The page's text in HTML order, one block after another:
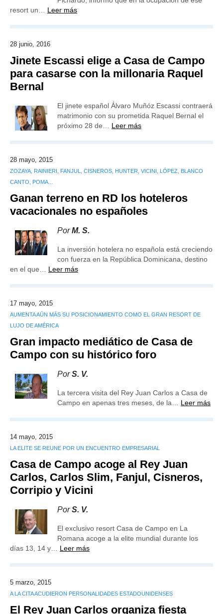
resort un… Leer más
28 junio, 2016
Jinete Escassi elige a Casa de Campo
para casarse con la millonaria Raquel
Bernal
El jinete español Álvaro Muñóz Escassi contraerá
matrimonio con su prometida Raquel Bernal el
próximo 28 de… Leer más
28 mayo, 2015
ZOZAYA, RAINIERI, FANJUL, CISNEROS, HUNTER, VICINI, LÓPEZ, BLANCO
CANTO, POMA...
Ganan terreno en RD los hoteleros
vacacionales no españoles
PorM. S.
La inversión hotelera no española está creciendo
con fuerza en la República Dominicana, destino
en el que… Leer más
17 mayo, 2015
AUMENTA AÚN MÁS SU POSICIONAMIENTO COMO EL GRAN RESORT DE
LUJO DE AMÉRICA
Gran impacto mediático de Casa de
Campo con su histórico foro
PorS. V.
La tercera visita del Rey Juan Carlos a Casa de
Campo en apenas tres meses, de la… Leer más
14 mayo, 2015
LA ELITE SE REUNE POR UN ENCUENTRO EMPRESARIAL
Casa de Campo acoge al Rey Juan
Carlos, Carlos Slim, Fanjul, Cisneros,
Corripio y Vicini
PorS. V.
El exclusivo resort Casa de Campo en La
Romana acoge a la elite mundial durante los
días 13, 14 y… Leer más
5 marzo, 2015
A LA CITA ACUDIERON PERSONALIDADES ESTADOUNIDENSES
El Rey Juan Carlos organiza fiesta